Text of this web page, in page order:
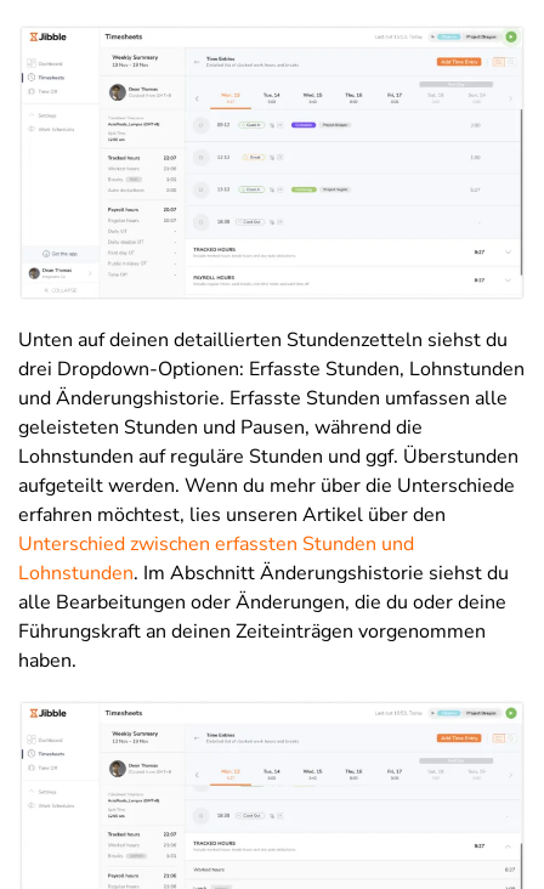
Unten auf deinen detaillierten Stundenzetteln siehst du
drei Dropdown-Optionen: Erfasste Stunden, Lohnstunden
und Änderungshistorie. Erfasste Stunden umfassen alle
geleisteten Stunden und Pausen, während die
Lohnstunden auf reguläre Stunden und ggf. Überstunden
aufgeteilt werden. Wenn du mehr über die Unterschiede
erfahren möchtest, lies unseren Artikel über den
Unterschied zwischen erfassten Stunden und
Lohnstunden. Im Abschnitt Änderungshistorie siehst du
alle Bearbeitungen oder Änderungen, die du oder deine
Führungskraft an deinen Zeiteinträgen vorgenommen
haben.